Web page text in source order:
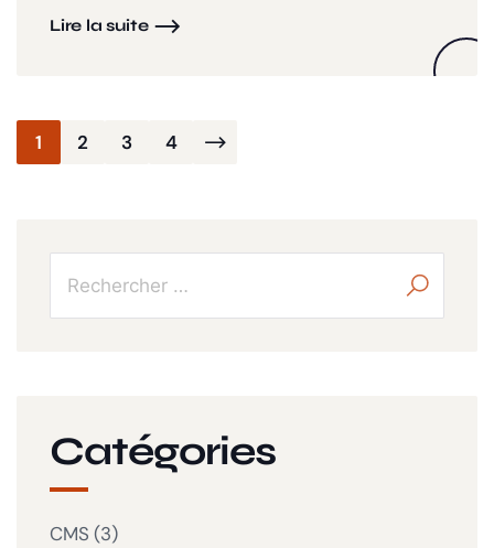
Lire la suite
Pagination
1 2 3 4
Catégories
CMS (3)